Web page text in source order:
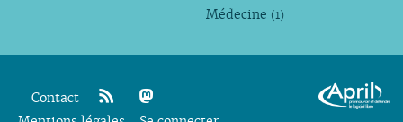
Médecine (1)
Contact
rss mastodon